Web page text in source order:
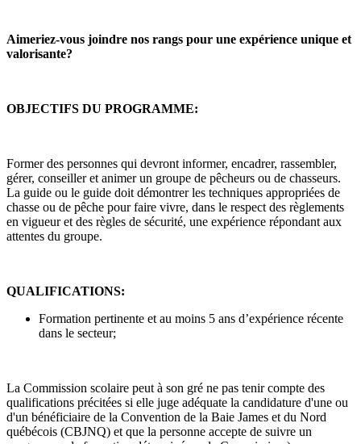
Aimeriez-vous joindre nos rangs pour une expérience unique et
valorisante?
OBJECTIFS DU PROGRAMME:
Former des personnes qui devront informer, encadrer, rassembler,
gérer, conseiller et animer un groupe de pêcheurs ou de chasseurs.
La guide ou le guide doit démontrer les techniques appropriées de
chasse ou de pêche pour faire vivre, dans le respect des règlements
en vigueur et des règles de sécurité, une expérience répondant aux
attentes du groupe.
QUALIFICATIONS:
Formation pertinente et au moins 5 ans d’expérience récente
dans le secteur;
La Commission scolaire peut à son gré ne pas tenir compte des
qualifications précitées si elle juge adéquate la candidature d'une ou
d'un bénéficiaire de la Convention de la Baie James et du Nord
québécois (CBJNQ) et que la personne accepte de suivre un